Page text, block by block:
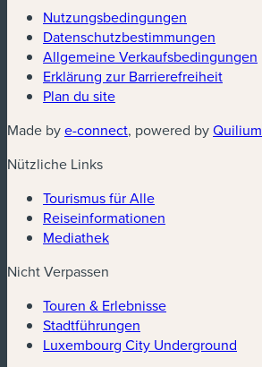
Nutzungsbedingungen
Datenschutzbestimmungen
Allgemeine Verkaufsbedingungen
Erklärung zur Barrierefreiheit
Plan du site
Made bye-connect(neues Fenster)
, powered byQuilium
Nützliche Links
Tourismus für Alle
Reiseinformationen
Mediathek
Nicht Verpassen
Touren & Erlebnisse
Stadtführungen
Luxembourg City Underground